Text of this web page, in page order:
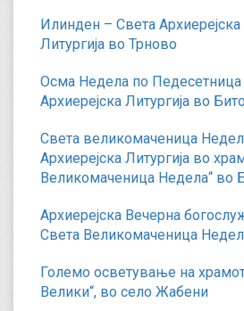
Илинден – Света
Литургија во Трново
Осма Недела по Педесетница
Архиерејска Литургија во
Света великомаченица
Архиерејска Литургија во
Великомаченица Недела“ во
Архиерејска Вечерна
Света Великомаченица
Големо осветување на храмот
Велики“, во село Жабени